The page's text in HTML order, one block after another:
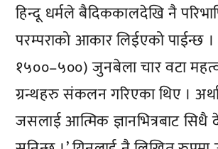
हिन्दू धर्मले बैदिककालदेखि नै
परम्पराको आकार लिईएको पाईन्छ ।
१५००–५००) जुनबेला चार वटा
ग्रन्थहरु संकलन गरिएका थिए ।
जसलाई आत्मिक ज्ञानभित्रबाट सिधै